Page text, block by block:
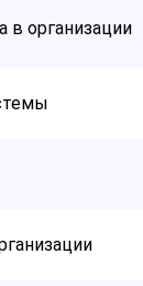
в организации